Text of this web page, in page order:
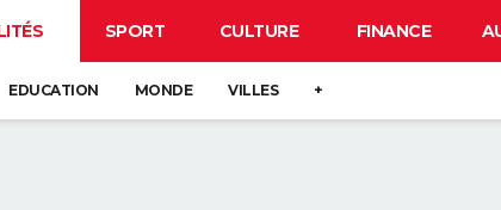
SPORT CULTURE FINANCE
EDUCATION MONDE VILLES +